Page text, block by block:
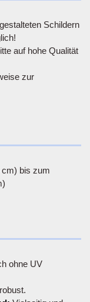
Schildern
auf hohe Qualität
zur
cm) bis zum
ohne UV